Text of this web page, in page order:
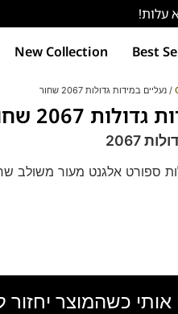
Best
New Collection
/ נעליים במידות גדולות 2067 שחור
2067 שחור
2067
ספורט אלגנט מעור משולב
בנראות כמעט ובלתי נראית
אותי כשהמוצר יחזור